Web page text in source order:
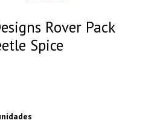
Rover Pack
Spice